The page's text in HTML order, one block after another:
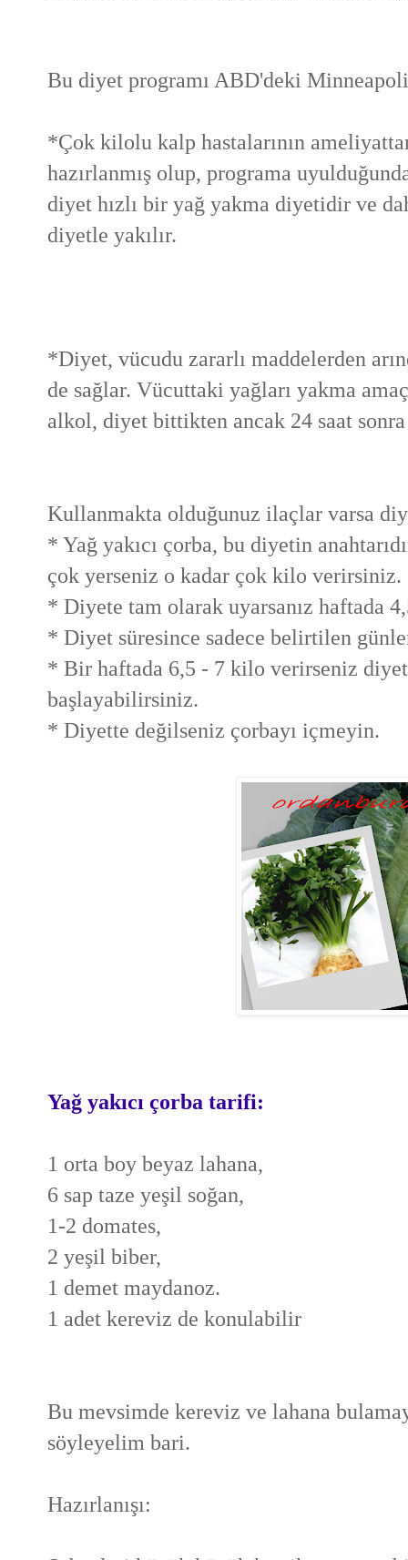
Bu diyet programı ABD'deki
*Çok kilolu kalp hastalarının
hazırlanmış olup, programa
diyet hızlı bir yağ yakma diyetidir ve
diyetle yakılır.
*Diyet, vücudu zararlı maddelerden
de sağlar. Vücuttaki yağları yakma
alkol, diyet bittikten ancak 24 saat
Kullanmakta olduğunuz ilaçlar varsa
* Yağ yakıcı çorba, bu diyetin
çok yerseniz o kadar çok kilo verirsiniz.
* Diyete tam olarak uyarsanız haftada
* Diyet süresince sadece belirtilen
* Bir haftada 6,5 - 7 kilo verirseniz
başlayabilirsiniz.
* Diyette değilseniz çorbayı içmeyin.
Yağ yakıcı çorba tarifi:
1 orta boy beyaz lahana,
6 sap taze yeşil soğan,
1-2 domates,
2 yeşil biber,
1 demet maydanoz.
1 adet kereviz de konulabilir
Bu mevsimde kereviz ve lahana
söyleyelim bari.
Hazırlanışı: